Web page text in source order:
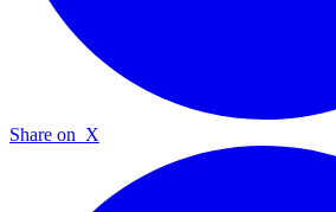
Share on X